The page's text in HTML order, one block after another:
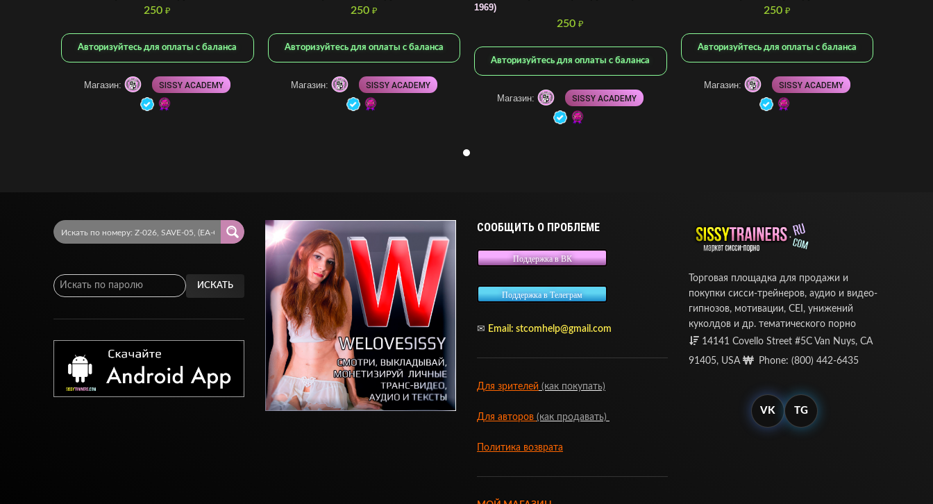
250₽
Авторизуйтесь для оплаты с баланса
Магазин: SISSY ACADEMY
250 ₽
Авторизуйтесь для оплаты с баланса
Магазин: SISSY ACADEMY
1969)
250₽
Авторизуйтесь для оплаты с баланса
Магазин: SISSY ACADEMY
250 ₽
Авторизуйтесь для оплаты с баланса
Магазин: SISSY ACADEMY
ИСКАТЬ
СООБЩИТЬ О ПРОБЛЕМЕ
Поддержка в ВК
Поддержка в Телеграм
✉ Email: stcomhelp@gmail.com
Для зрителей (как покупать)
Для авторов (как продавать)
Политика возврата
Торговая площадка для продажи и
покупки сисси-трейнеров, аудио и видео-
гипнозов, мотивации, CEI, унижений
куколдов и др. тематического порно
14141 Covello Street #5C Van Nuys, CA
91405, USA
Phone: (800) 442-6435
VK TG